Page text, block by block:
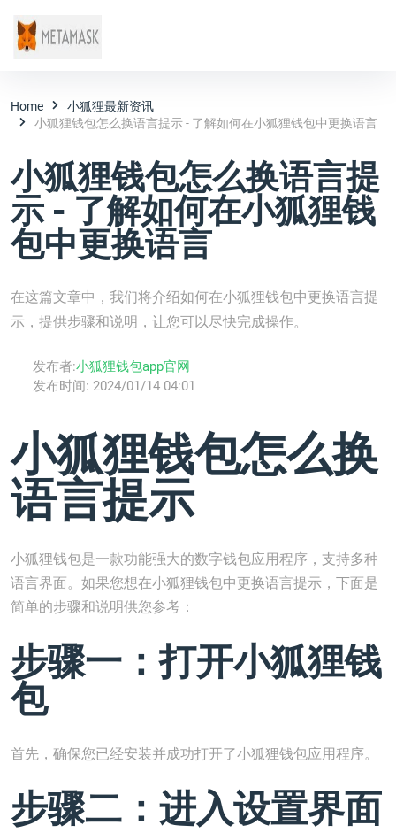
Home
小狐狸最新资讯
小狐狸钱包怎么换语言提示 - 了解如何在小狐狸钱包中更换语言
小狐狸钱包怎么换语言提
示 - 了解如何在小狐狸钱
包中更换语言
在这篇文章中，我们将介绍如何在小狐狸钱包中更换语言提
示，提供步骤和说明，让您可以尽快完成操作。
发布者:小狐狸钱包app官网
发布时间: 2024/01/14 04:01
小狐狸钱包怎么换
语言提示
小狐狸钱包是一款功能强大的数字钱包应用程序，支持多种
语言界面。如果您想在小狐狸钱包中更换语言提示，下面是
简单的步骤和说明供您参考：
步骤一：打开小狐狸钱
包
首先，确保您已经安装并成功打开了小狐狸钱包应用程序。
步骤二：进入设置界面